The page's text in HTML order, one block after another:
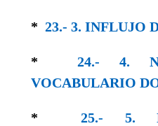
* 23.- 3. INFLUJO
* 24.- 4.
VOCABULARIO
*25.- 5.